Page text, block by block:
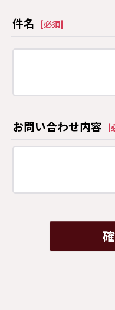
件名 必須
お問い合わせ内容